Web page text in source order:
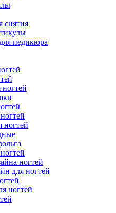
снятия
педикюра
ногтей
ногтей
ногтей
для ногтей
ногтей